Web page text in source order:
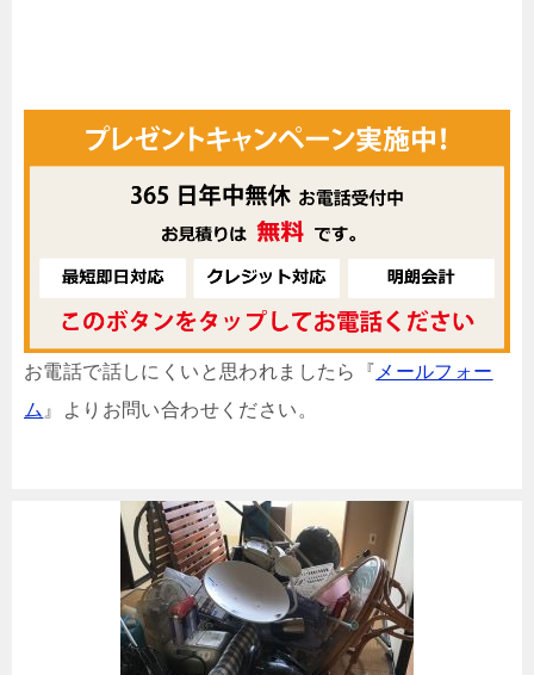
お電話で話しにくいと思われましたら『 メールフォー
ム 』よりお問い合わせください。